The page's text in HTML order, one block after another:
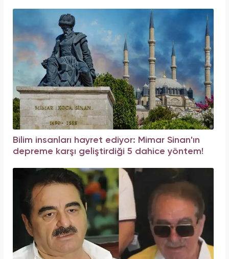
Bilim insanları hayret ediyor: Mimar Sinan'ın
depreme karşı geliştirdiği 5 dahice yöntem!